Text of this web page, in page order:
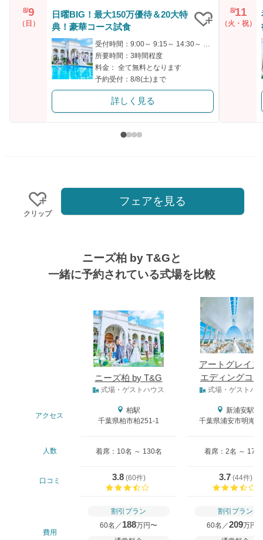
8/9
（日）
日曜BIG！最大150万優待＆20大特
典！豪華コース試食
受付時間：9:00～ 9:15～ 14:30～ 14:45～ 18:00～
所要時間：3時間程度
料金： 全て無料となります
予約受付：8/8(土)まで
詳しく見る
8/11
（火・祝）
クリップ
フェアを見る
ニーズ柏 by T&Gと
一緒に予約されている式場を比較
ニーズ柏 by T&G
アートグレイス
エディングコ
ト
式場・ゲストハウス 式場・ゲストハ
アクセス
柏駅
千葉県柏市柏251-1
新浦安駅
千葉県浦安市明海
人数 着席：10名 ～ 130名 着席：2名 ～ 170
口コミ 3.8(60件)
3.7(44件)
費用
割引プラン
60名／ 188万円〜
割引プラン
60名／209万円